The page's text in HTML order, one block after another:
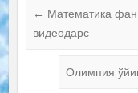
← Математика
видеодарс
Олимпия